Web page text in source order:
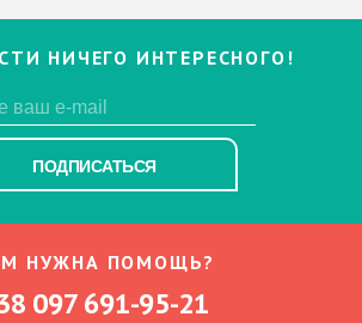
НИЧЕГО ИНТЕРЕСНОГО!
ПОДПИСАТЬСЯ
НУЖНА ПОМОЩЬ?
097 691-95-21